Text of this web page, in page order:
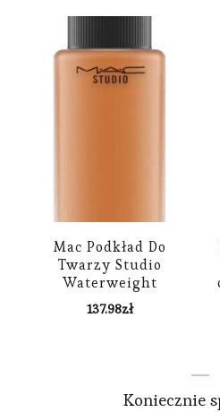
Mac Podkład Do
Twarzy Studio
Waterweight
Foundation Spf30
Nw47
137.98zł
Koniecznie